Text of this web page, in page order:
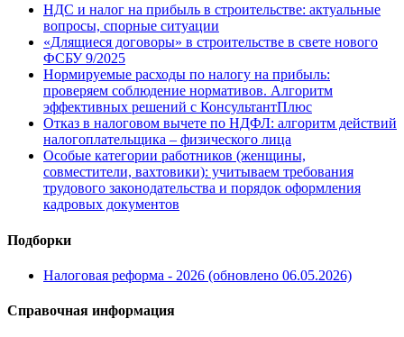
НДС и налог на прибыль в строительстве: актуальные
вопросы, спорные ситуации
«Длящиеся договоры» в строительстве в свете нового
ФСБУ 9/2025
Нормируемые расходы по налогу на прибыль:
проверяем соблюдение нормативов. Алгоритм
эффективных решений с КонсультантПлюс
Отказ в налоговом вычете по НДФЛ: алгоритм действий
налогоплательщика – физического лица
Особые категории работников (женщины,
совместители, вахтовики): учитываем требования
трудового законодательства и порядок оформления
кадровых документов
Подборки
Налоговая реформа - 2026 (обновлено 06.05.2026)
Справочная информация